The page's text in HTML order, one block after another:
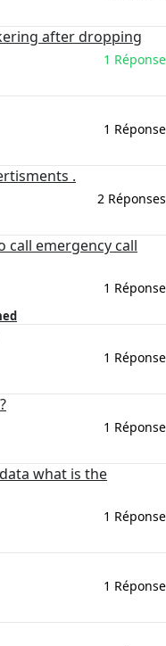
after dropping
1 Réponse
1 Réponse
.
2 Réponses
call emergency call
1 Réponse
1 Réponse
1 Réponse
what is the
1 Réponse
1 Réponse